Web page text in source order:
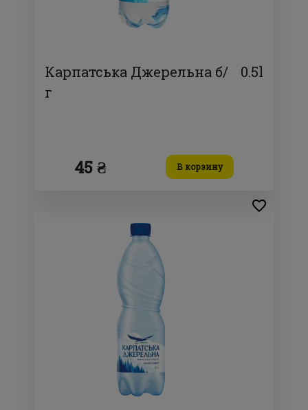
Карпатська Джерельна б/
г
0.5l
45 ₴ В корзину